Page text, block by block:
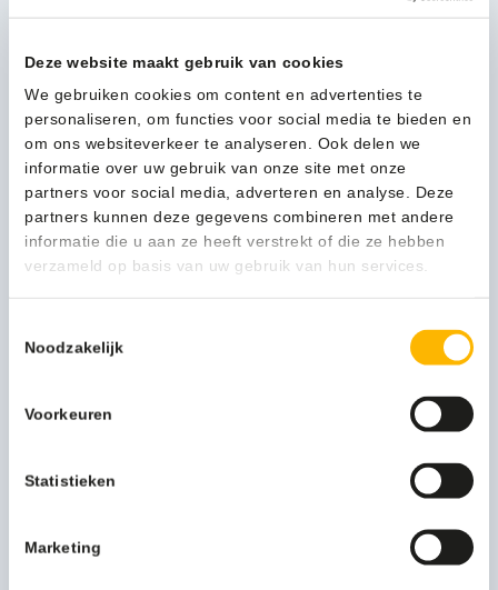
Deze website maakt gebruik van cookies
We gebruiken cookies om content en advertenties te
personaliseren, om functies voor social media te bieden en
om ons websiteverkeer te analyseren. Ook delen we
informatie over uw gebruik van onze site met onze
partners voor social media, adverteren en analyse. Deze
partners kunnen deze gegevens combineren met andere
informatie die u aan ze heeft verstrekt of die ze hebben
verzameld op basis van uw gebruik van hun services.
Noodzakelijk
Voorkeuren
Statistieken
Marketing
CMT
huishoudhandschoen
rubber
Large
(food
approved)
144pr/doos
geel
-
1-3 werkdagen
Kan ik u helpen?
Neem contact op
Afmeting